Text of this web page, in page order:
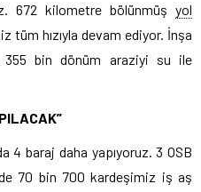
672 kilometre bölünmüş yol
tüm hızıyla devam ediyor. İnşa
bin dönüm araziyi su ile
4 baraj daha yapıyoruz. 3 OSB
70 bin 700 kardeşimiz iş aş